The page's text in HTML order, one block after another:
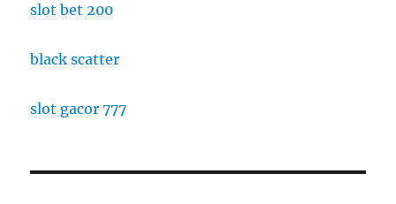
slot bet 200
black scatter
slot gacor 777